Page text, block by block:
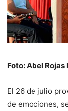
Foto: Abel Rojas
El 26 de julio
de emociones,